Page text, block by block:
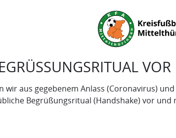
VOR
aus gegebenem Anlass (Coronavirus)
Begrüßungsritual (Handshake) vor und